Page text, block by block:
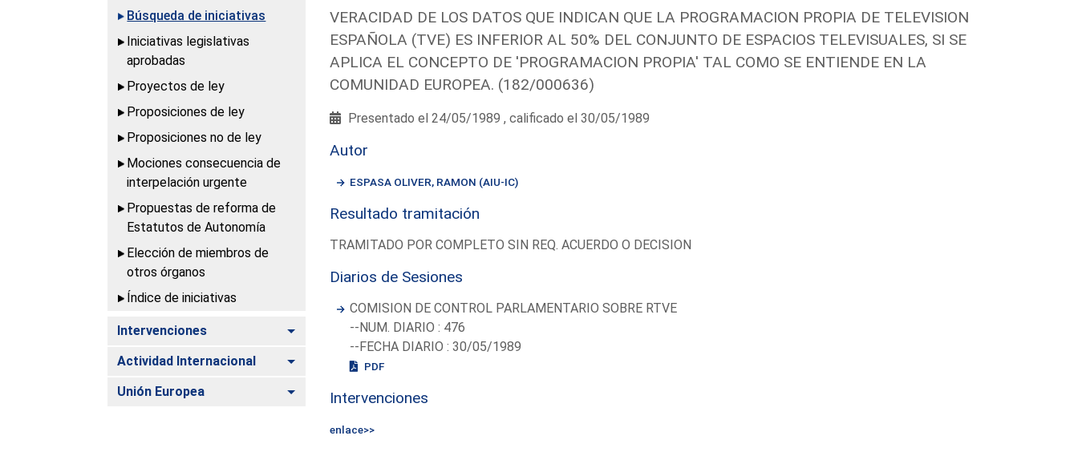
Búsqueda de iniciativas
Iniciativas legislativas
aprobadas
Proyectos de ley
Proposiciones de ley
Proposiciones no de ley
Mociones consecuencia de
interpelación urgente
Propuestas de reforma de
Estatutos de Autonomía
Elección de miembros de
otros órganos
Índice de iniciativas
Intervenciones Alternar
Actividad Internacional Alternar
Unión Europea Alternar
VERACIDAD DE LOS DATOS QUE INDICAN QUE LA PROGRAMACION PROPIA DE TELEVISION
ESPAÑOLA (TVE) ES INFERIOR AL 50% DEL CONJUNTO DE ESPACIOS TELEVISUALES, SI SE
APLICA EL CONCEPTO DE 'PROGRAMACION PROPIA' TAL COMO SE ENTIENDE EN LA
COMUNIDAD EUROPEA. (182/000636)
Presentado el 24/05/1989 , calificado el 30/05/1989
Autor
ESPASA OLIVER, RAMON (AIU-IC)
Resultado tramitación
TRAMITADO POR COMPLETO SIN REQ. ACUERDO O DECISION
Diarios de Sesiones
COMISION DE CONTROL PARLAMENTARIO SOBRE RTVE
--NUM. DIARIO : 476
--FECHA DIARIO : 30/05/1989
PDF
Intervenciones
enlace>>